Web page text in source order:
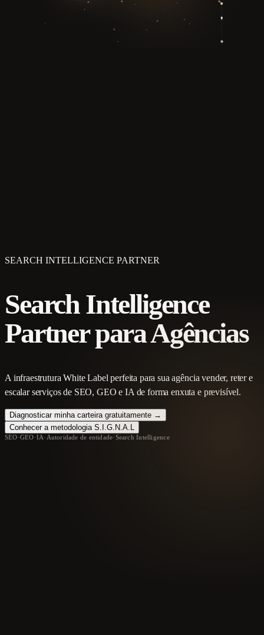
SEARCH INTELLIGENCE PARTNER
Search Intelligence
Partner para Agências
A infraestrutura White Label perfeita para sua agência vender, reter e
escalar serviços de SEO, GEO e IA de forma enxuta e previsível.
Diagnosticar minha carteira gratuitamente →
Conhecer a metodologia S.I.G.N.A.L
SEO·GEO·IA· Autoridade de entidade·Search Intelligence